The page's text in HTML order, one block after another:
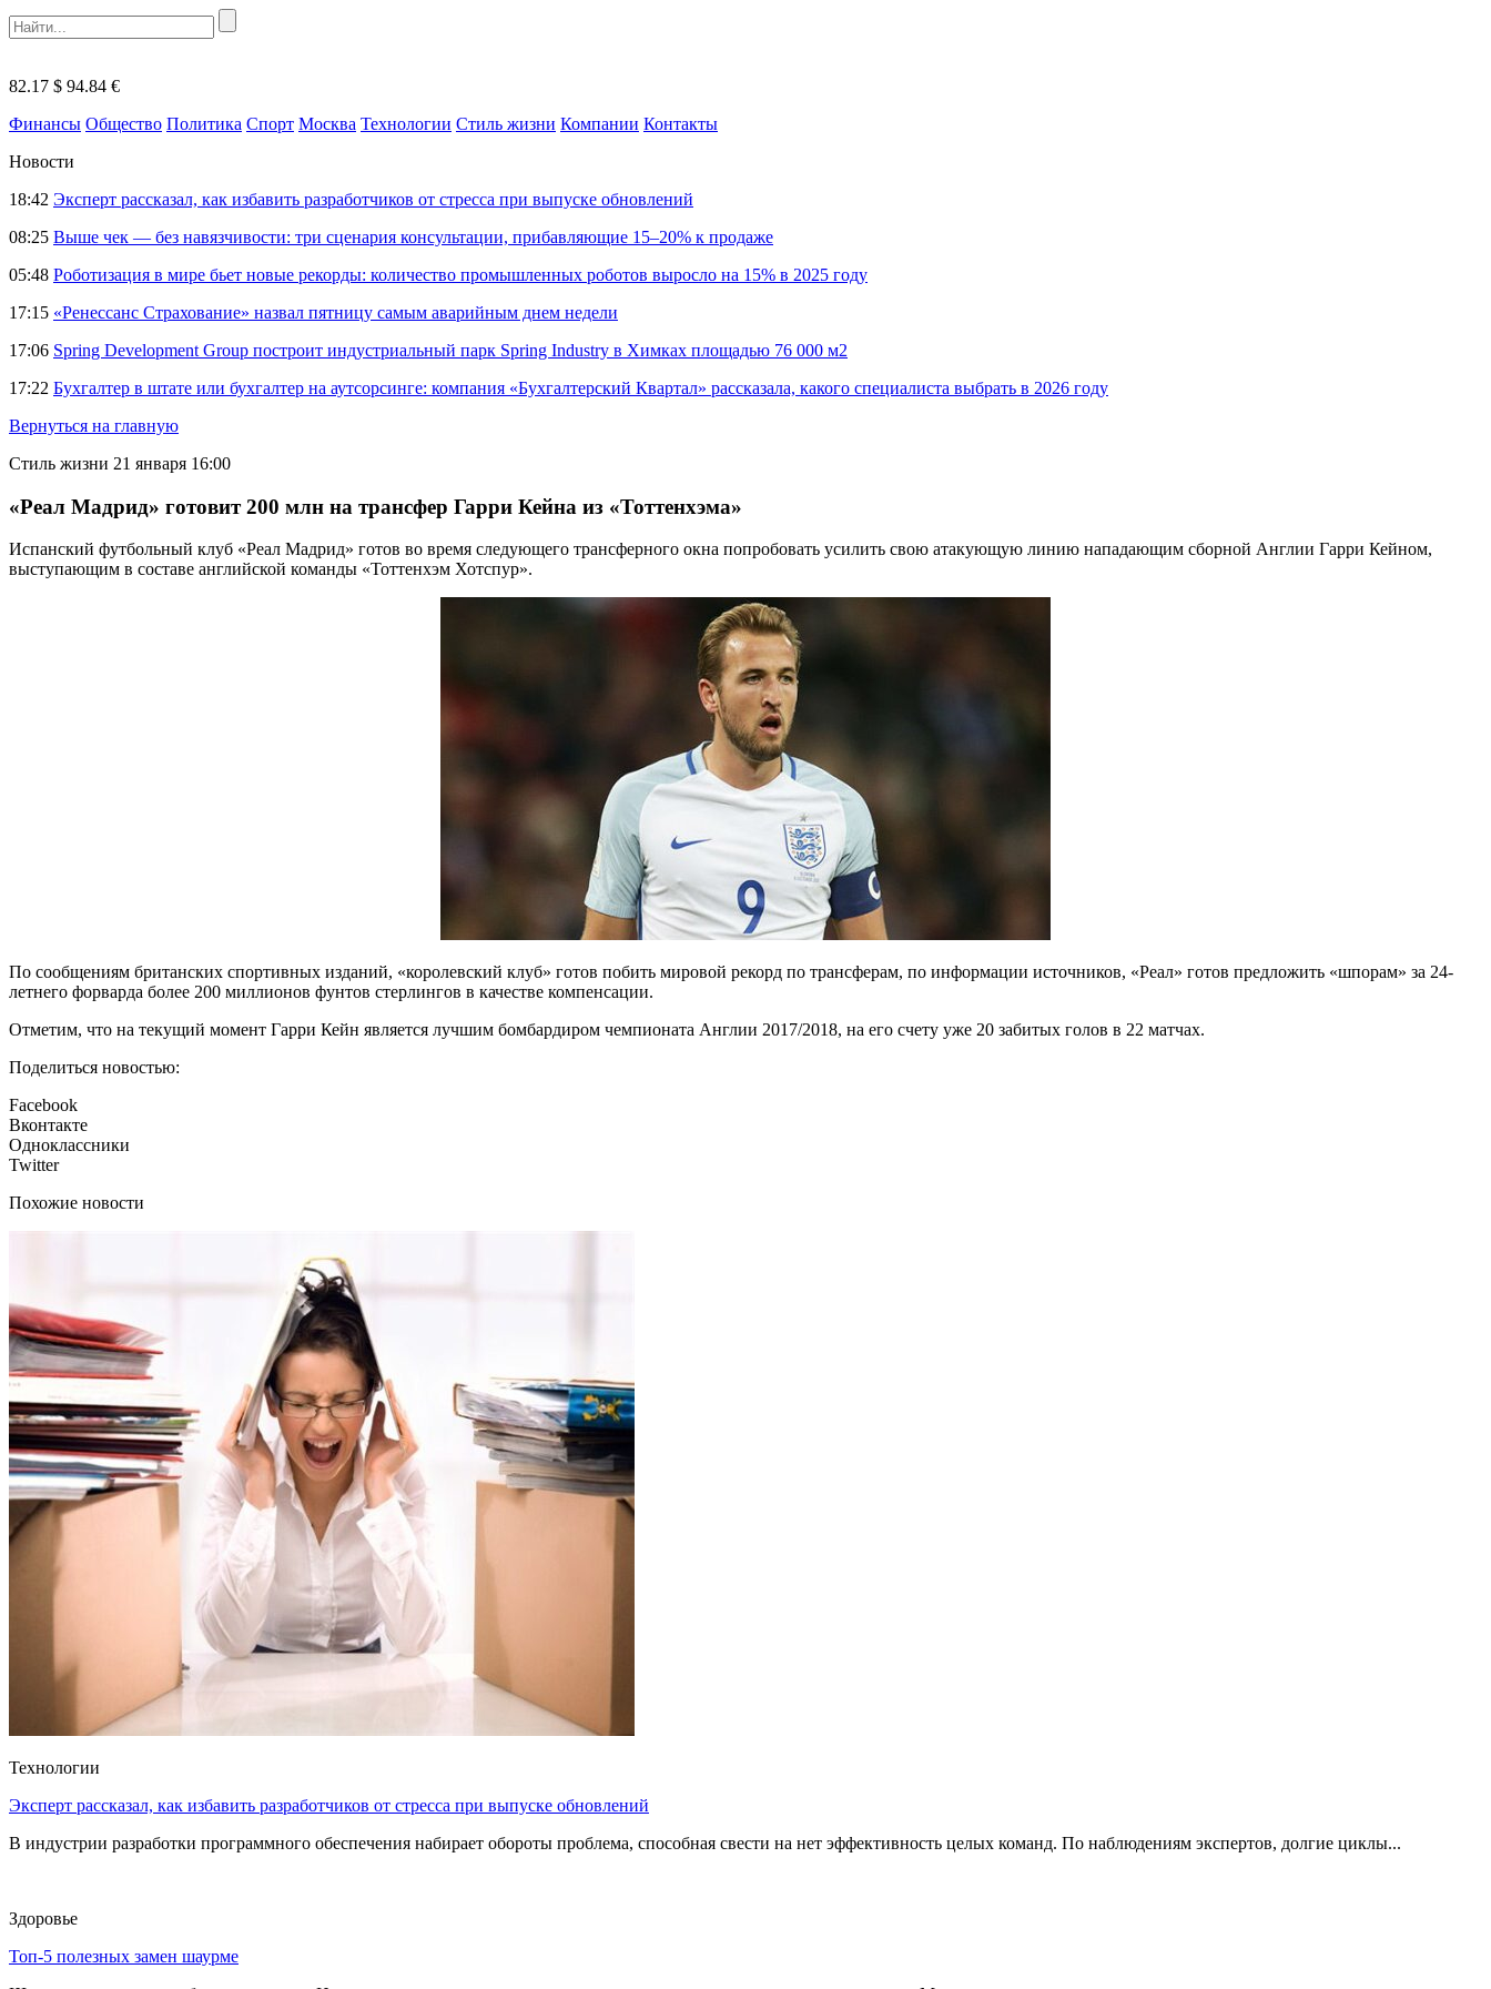
82.17 $ 94.84 €
Финансы Общество Политика Спорт Москва Технологии Стиль жизни Компании Контакты
Новости
18:42 Эксперт рассказал, как избавить разработчиков от стресса при выпуске обновлений
08:25 Выше чек — без навязчивости: три сценария консультации, прибавляющие 15–20% к продаже
05:48 Роботизация в мире бьет новые рекорды: количество промышленных роботов выросло на 15% в 2025 году
17:15 «Ренессанс Страхование» назвал пятницу самым аварийным днем недели
17:06 Spring Development Group построит индустриальный парк Spring Industry в Химках площадью 76 000 м2
17:22 Бухгалтер в штате или бухгалтер на аутсорсинге: компания «Бухгалтерский Квартал» рассказала, какого специалиста выбрать в 2026 году
Вернуться на главную
Стиль жизни 21 января 16:00
«Реал Мадрид» готовит 200 млн на трансфер Гарри Кейна из «Тоттенхэма»
Испанский футбольный клуб «Реал Мадрид» готов во время следующего трансферного окна попробовать усилить свою атакующую линию нападающим сборной Англии Гарри Кейном,
выступающим в составе английской команды «Тоттенхэм Хотспур».
По сообщениям британских спортивных изданий, «королевский клуб» готов побить мировой рекорд по трансферам, по информации источников, «Реал» готов предложить «шпорам» за 24-
летнего форварда более 200 миллионов фунтов стерлингов в качестве компенсации.
Отметим, что на текущий момент Гарри Кейн является лучшим бомбардиром чемпионата Англии 2017/2018, на его счету уже 20 забитых голов в 22 матчах.
Поделиться новостью:
Facebook
Вконтакте
Одноклассники
Twitter
Похожие новости
Технологии
Эксперт рассказал, как избавить разработчиков от стресса при выпуске обновлений
В индустрии разработки программного обеспечения набирает обороты проблема, способная свести на нет эффективность целых команд. По наблюдениям экспертов, долгие циклы...
Здоровье
Топ-5 полезных замен шаурме